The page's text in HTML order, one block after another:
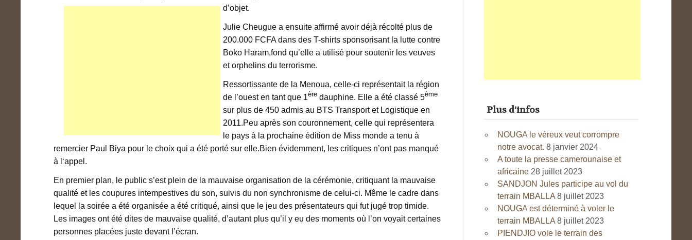
d’objet.
Julie Cheugue a ensuite affirmé avoir déjà récolté plus de
200.000 FCFA dans des T-shirts sponsorisant la lutte contre
Boko Haram,fond qu’elle a utilisé pour soutenir les veuves
et orphelins du terrorisme.
Ressortissante de la Menoua, celle-ci représentait la région
de l’ouest en tant que 1ère dauphine. Elle a été classé 5ème
sur plus de 450 admis au BTS Transport et Logistique en
2011.Peu après son couronnement, celle qui représentera
le pays à la prochaine édition de Miss monde a tenu à
remercier Paul Biya pour le choix qui a été porté sur elle.Bien évidemment, les critiques n’ont pas manqué
à l‘appel.
En premier plan, le public s’est plein de la mauvaise organisation de la cérémonie, critiquant la mauvaise
qualité et les coupures intempestives du son, suivis du non synchronisme de celui-ci. Même le cadre dans
lequel la soirée a été organisée a été critiqué, ainsi que le jeu des présentateurs qui fut jugé trop timide.
Les images ont été dites de mauvaise qualité, d’autant plus qu’il y eu des moments où l’on voyait certaines
personnes placées juste devant l’écran.
Plus d’infos
NOUGA le véreux veut corrompre
notre avocat. 8 janvier 2024
A toute la presse camerounaise et
africaine 28 juillet 2023
SANDJON Jules participe au vol du
terrain MBALLA 8 juillet 2023
NOUGA est déterminé à voler le
terrain MBALLA 8 juillet 2023
PIENDJIO vole le terrain des